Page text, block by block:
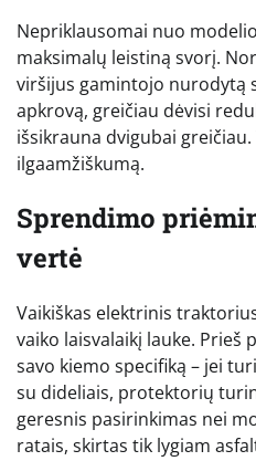
Nepriklausomai nuo
maksimalų leistiną svorį.
viršijus gamintojo nurodytą
apkrovą, greičiau dėvisi
išsikrauna dvigubai
ilgaamžiškumą.
Sprendimo
vertė
Vaikiškas elektrinis
vaiko laisvalaikį lauke. Prieš
savo kiemo specifiką – jei
su dideliais, protektorių
geresnis pasirinkimas nei
ratais, skirtas tik lygiam